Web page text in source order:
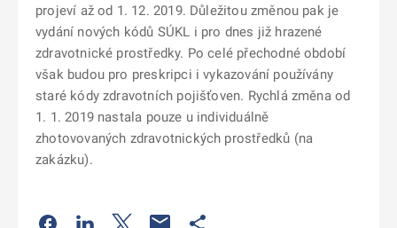
projeví až od 1. 12. 2019. Důležitou změnou pak je
vydání nových kódů SÚKL i pro dnes již hrazené
zdravotnické prostředky. Po celé přechodné období
však budou pro preskripci i vykazování používány
staré kódy zdravotních pojišťoven. Rychlá změna od
1. 1. 2019 nastala pouze u individuálně
zhotovovaných zdravotnických prostředků (na
zakázku).
Odkaz se otevře na nové kartě
Odkaz se otevře na nové kartě
Odkaz se otevře na nové kartě